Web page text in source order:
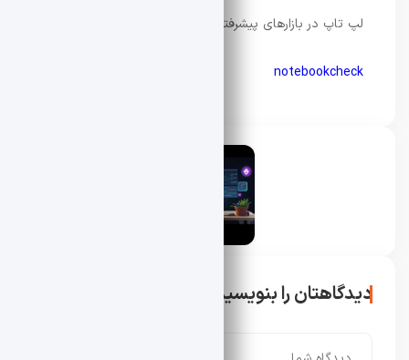
لپ تاپ در بازارهای پیشرفته باشد.
notebookcheck
دیدگاهتان را بنویسید